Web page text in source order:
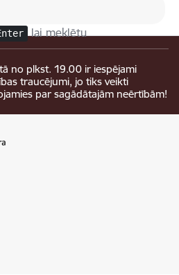
lai meklētu
no plkst. 19.00 ir iespējami
traucējumi, jo tiks veikti
par sagādātajām neērtībām!